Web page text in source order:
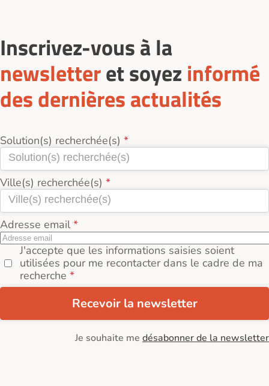
Inscrivez-vous à la
newsletteret soyez informé
des dernières actualités
Solution(s) recherchée(s)
Ville(s) recherchée(s)
Adresse email
J'accepte que les informations saisies soient
utilisées pour me recontacter dans le cadre de ma
recherche
Recevoir la newsletter
Je souhaite me désabonner de la newsletter